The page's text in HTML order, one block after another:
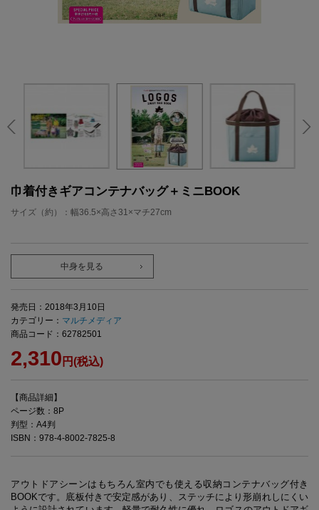
巾着付きギアコンテナバッグ＋ミニBOOK
サイズ（約）：幅36.5×高さ31×マチ27cm
中身を見る
発売日：2018年3月10日
カテゴリー： マルチメディア
商品コード：62782501
2,310 円(税込)
【商品詳細】
ページ数：8P
判型：A4判
ISBN：978-4-8002-7825-8
アウトドアシーンはもちろん室内でも使える収納コンテナバッグ付き
BOOKです。底板付きで安定感があり、ステッチにより形崩れしにくい